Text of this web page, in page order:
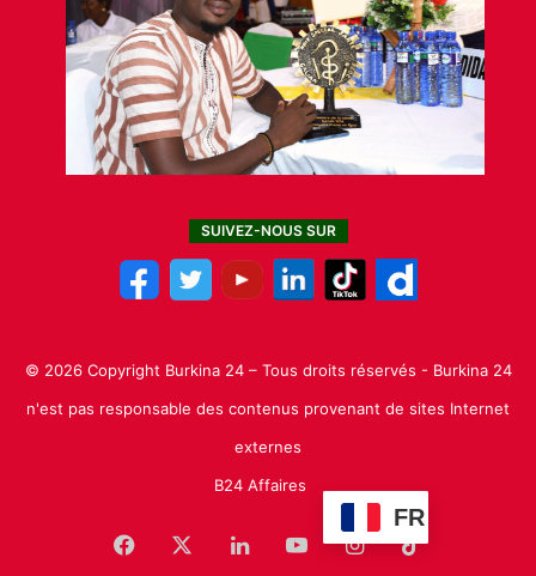
SUIVEZ-NOUS SUR
© 2026 Copyright Burkina 24 – Tous droits réservés - Burkina 24
n'est pas responsable des contenus provenant de sites Internet
externes
B24 Affaires
FR
Facebook LinkedinYouTubeInstagram
TikTok